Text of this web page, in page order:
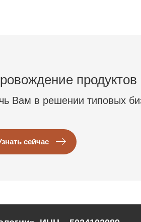
продуктов
Вам в решении типовых
сейчас